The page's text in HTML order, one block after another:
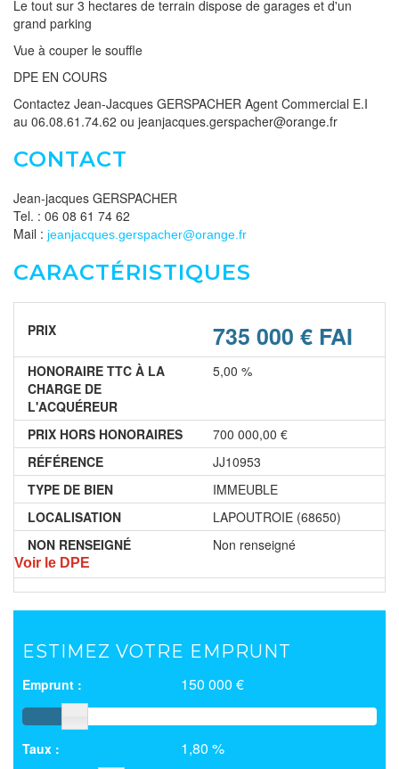
Le tout sur 3 hectares de terrain dispose de garages et d'un
grand parking
Vue à couper le souffle
DPE EN COURS
Contactez Jean-Jacques GERSPACHER Agent Commercial E.I
au 06.08.61.74.62 ou jeanjacques.gerspacher@orange.fr
CONTACT
Jean-jacques GERSPACHER
Tel. : 06 08 61 74 62
Mail : jeanjacques.gerspacher@orange.fr
CARACTÉRISTIQUES
PRIX 735 000 € FAI
HONORAIRE TTC À LA
CHARGE DE
L'ACQUÉREUR
5,00 %
PRIX HORS HONORAIRES
700 000,00 €
RÉFÉRENCE
JJ10953
TYPE DE BIEN
IMMEUBLE
LOCALISATION
LAPOUTROIE (68650)
NON RENSEIGNÉ
Non renseigné
Voir le DPE
ESTIMEZ VOTRE EMPRUNT
Emprunt : 150 000 €
Taux : 1,80 %